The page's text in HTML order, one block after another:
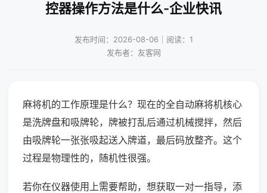
控器操作方法是什么-企业快讯
发布时间：2026-08-06｜阅读：1
发布者：友客网
麻将机的工作原理是什么？现在的全自动麻将机核心
是洗牌盘和吸牌轮，牌被打乱后通过机械搅拌，然后
由吸牌轮一张张吸起送入牌道，最后码放整齐。这个
过程是物理性的，随机性很强。
若你在仪器使用上需要帮助，想获取一对一指导，添